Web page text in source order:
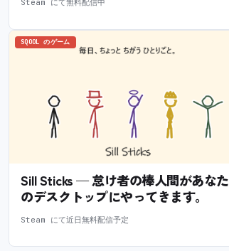
Steam にて無料配信中
SQOOL のゲーム
Sill Sticks — 怠け者の棒人間があなた
のデスクトップにやってきます。
Steam にて近日無料配信予定